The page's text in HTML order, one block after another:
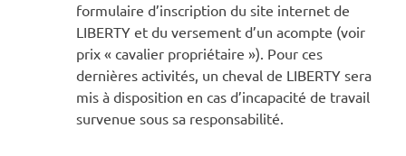
formulaire d’inscription du site internet de
LIBERTY et du versement d’un acompte (voir
prix « cavalier propriétaire »). Pour ces
dernières activités, un cheval de LIBERTY sera
mis à disposition en cas d’incapacité de travail
survenue sous sa responsabilité.